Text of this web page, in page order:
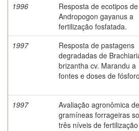
1996
Resposta de ecotipos de
Andropogon gayanus a
fertilização fosfatada.
1997
Resposta de pastagens
degradadas de
brizantha cv. Marandu a
fontes e doses de
1997
Avaliação agronômica de
gramíneas forrageiras
três níveis de fertilização